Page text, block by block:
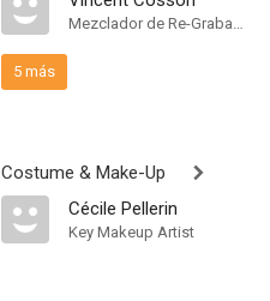
Mezclador de Re-Grabación de Sonido
5 más
Costume & Make-Up
Cécile Pellerin
Key Makeup Artist